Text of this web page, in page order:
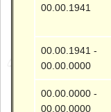
00.00.1941
00.00.1941 -
00.00.0000
00.00.0000 -
00.00.0000